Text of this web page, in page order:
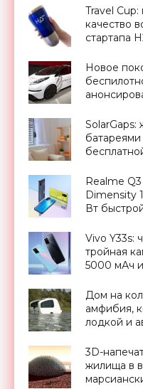
Travel
качество
стартапа
Новое
Realme
Dimensity
Вт
Vivo Y33s:
тройная
5000 мАч
Дом на
амфибия,
лодкой и
3D-
жилища в